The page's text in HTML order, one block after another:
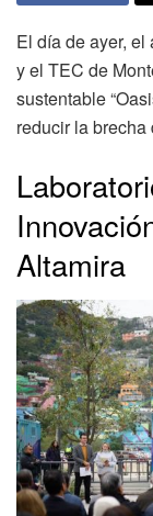
El día de ayer, el
y el TEC de
sustentable
reducir la
Altamira